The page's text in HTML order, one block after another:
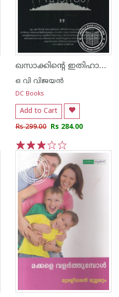
ഖസാക്കിന്റെ ഇതിഹാസം
ഒ വി വിജയന്‍
DC Books
Add to Cart
Rs 299.00 Rs 284.00
5
4
3